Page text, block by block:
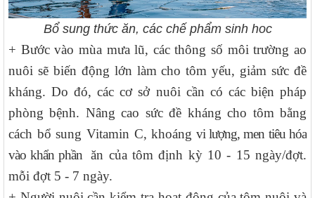
Bổ sung thức ăn, các chế phẩm sinh hoc
+ Bước vào mùa mưa lũ, các thông số môi trường ao
nuôi sẽ biến động lớn làm cho tôm yếu, giảm sức đề
kháng. Do đó, các cơ sở nuôi cần có các biện pháp
phòng bệnh. Nâng cao sức đề kháng cho tôm bằng
cách bổ sung Vitamin C, khoáng vi lượng, men tiêu hóa
vào khẩn phầnăn của tôm định kỳ 10 - 15 ngày/đợt.
mỗi đợt 5 - 7 ngày.